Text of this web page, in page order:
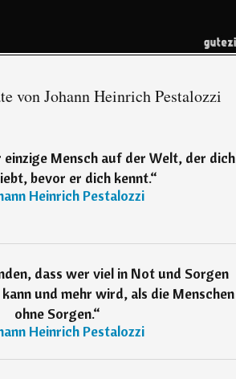
von Johann Heinrich Pestalozzi
Mensch auf der Welt, der dich
bevor er dich kennt.“
Heinrich Pestalozzi
dass wer viel in Not und Sorgen
und mehr wird, als die Menschen
ohne Sorgen.“
Heinrich Pestalozzi